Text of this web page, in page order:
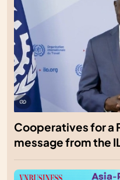
Cooperatives for a
message from the